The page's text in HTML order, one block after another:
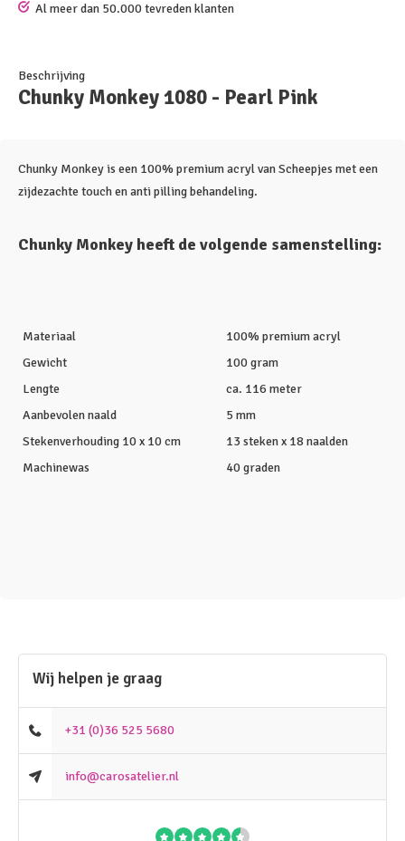
Al meer dan 50.000 tevreden klanten
Beschrijving
Chunky Monkey 1080 - Pearl Pink
Chunky Monkey is een 100% premium acryl van Scheepjes met een
zijdezachte touch en anti pilling behandeling.
Chunky Monkey heeft de volgende samenstelling:
Materiaal
100% premium acryl
Gewicht
100 gram
Lengte
ca. 116 meter
Aanbevolen naald
5 mm
Stekenverhouding 10 x 10 cm
13 steken x 18 naalden
Machinewas
40 graden
Wij helpen je graag
+31 (0)36 525 5680
info@carosatelier.nl